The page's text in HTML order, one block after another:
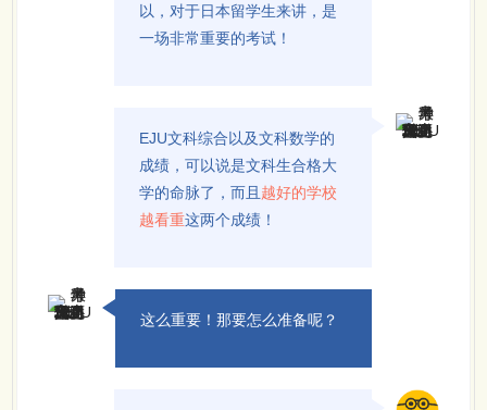
以，对于日本留学生来讲，是
一场非常重要的考试！
EJU文科综合以及文科数学的
成绩，可以说是文科生合格大
学的命脉了，而且 越好的学校
越看重这两个成绩！
这么重要！那要怎么准备呢？